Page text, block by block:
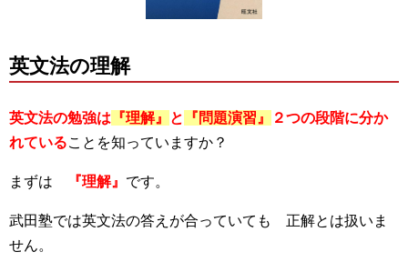
英文法の理解
英文法の勉強は 『理解』 と 『問題演習』
２つの段階に分か
れていることを知っていますか？
まずは 『理解』 です。
武田塾では英文法の答えが合っていても 正解とは扱いま
せん。